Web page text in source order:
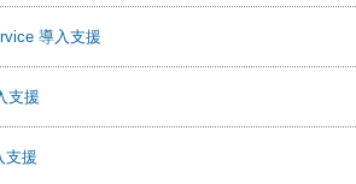
導入支援
支援
支援